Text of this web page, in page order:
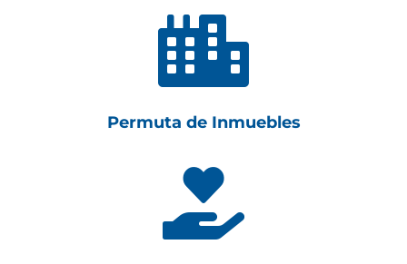

Permuta de Inmuebles
